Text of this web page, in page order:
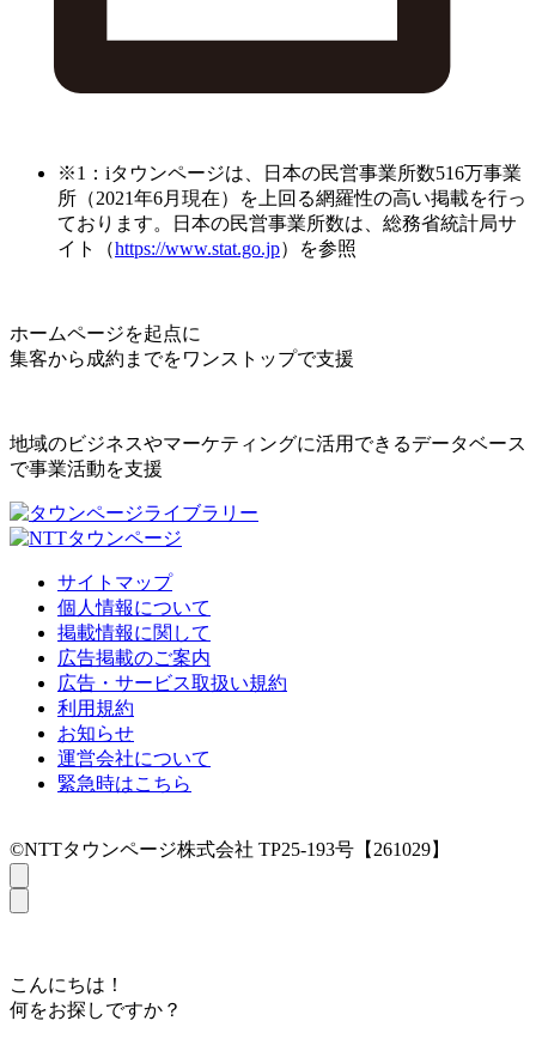
※1：iタウンページは、日本の民営事業所数516万事業
所（2021年6月現在）を上回る網羅性の高い掲載を行っ
ております。日本の民営事業所数は、総務省統計局サ
イト（https://www.stat.go.jp）を参照
ホームページを起点に
集客から成約までをワンストップで支援
地域のビジネスやマーケティングに活用できるデータベース
で事業活動を支援
サイトマップ
個人情報について
掲載情報に関して
広告掲載のご案内
広告・サービス取扱い規約
利用規約
お知らせ
運営会社について
緊急時はこちら
©NTTタウンページ株式会社 TP25-193号【261029】
こんにちは！
何をお探しですか？